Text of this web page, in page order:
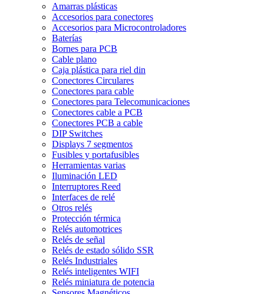
Amarras plásticas
Accesorios para conectores
Accesorios para Microcontroladores
Baterías
Bornes para PCB
Cable plano
Caja plástica para riel din
Conectores Circulares
Conectores para cable
Conectores para Telecomunicaciones
Conectores cable a PCB
Conectores PCB a cable
DIP Switches
Displays 7 segmentos
Fusibles y portafusibles
Herramientas varias
Iluminación LED
Interruptores Reed
Interfaces de relé
Otros relés
Protección térmica
Relés automotrices
Relés de señal
Relés de estado sólido SSR
Relés Industriales
Relés inteligentes WIFI
Relés miniatura de potencia